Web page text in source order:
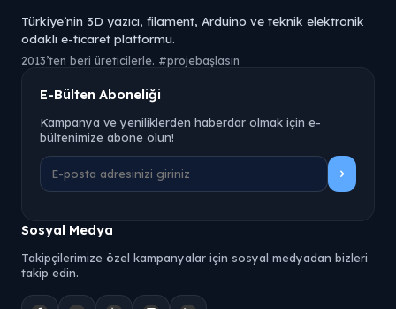
Türkiye’nin 3D yazıcı, filament, Arduino ve teknik elektronik
odaklı e-ticaret platformu.
2013’ten beri üreticilerle. #projebaşlasın
E-Bülten Aboneliği
Kampanya ve yeniliklerden haberdar olmak için e-
bültenimize abone olun!
Sosyal Medya
Takipçilerimize özel kampanyalar için sosyal medyadan bizleri
takip edin.